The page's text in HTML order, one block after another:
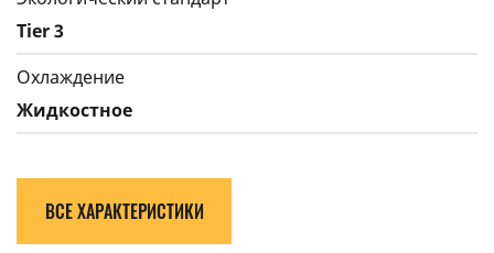
Tier 3
Охлаждение
Жидкостное
ВСЕ ХАРАКТЕРИСТИКИ